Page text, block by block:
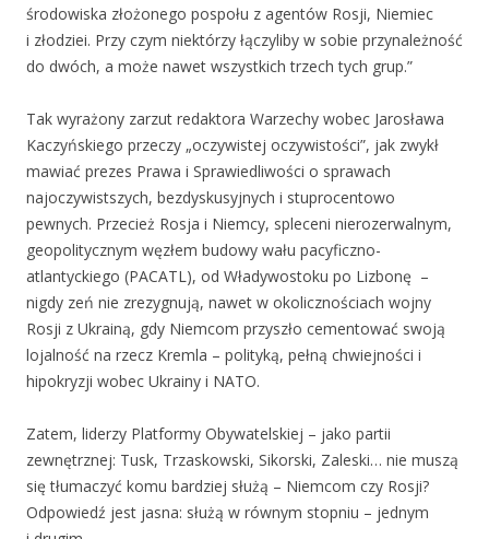
środowiska złożonego pospołu z agentów Rosji, Niemiec
i złodziei. Przy czym niektórzy łączyliby w sobie przynależność
do dwóch, a może nawet wszystkich trzech tych grup.”
Tak wyrażony zarzut redaktora Warzechy wobec Jarosława
Kaczyńskiego przeczy „oczywistej oczywistości”, jak zwykł
mawiać prezes Prawa i Sprawiedliwości o sprawach
najoczywistszych, bezdyskusyjnych i stuprocentowo
pewnych. Przecież Rosja i Niemcy, spleceni nierozerwalnym,
geopolitycznym węzłem budowy wału pacyficzno-
atlantyckiego (PACATL), od Władywostoku po Lizbonę –
nigdy zeń nie zrezygnują, nawet w okolicznościach wojny
Rosji z Ukrainą, gdy Niemcom przyszło cementować swoją
lojalność na rzecz Kremla – polityką, pełną chwiejności i
hipokryzji wobec Ukrainy i NATO.
Zatem, liderzy Platformy Obywatelskiej – jako partii
zewnętrznej: Tusk, Trzaskowski, Sikorski, Zaleski… nie muszą
się tłumaczyć komu bardziej służą – Niemcom czy Rosji?
Odpowiedź jest jasna: służą w równym stopniu – jednym